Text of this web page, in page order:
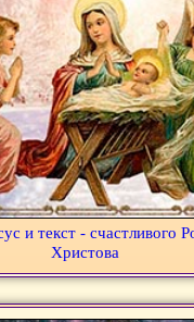
и текст - счастливого
Христова